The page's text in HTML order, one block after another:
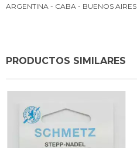
ARGENTINA - CABA - BUENOS AIRES
PRODUCTOS SIMILARES